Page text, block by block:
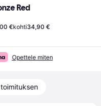
Red
€kohti34,90 €
Opettele miten